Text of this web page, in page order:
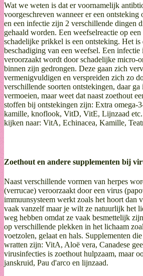
Wat we weten is dat er voornamelijk
voorgeschreven wanneer er een
en een infectie zijn 2 verschillende dingen
gehaald worden. Een weefselreactie op
schadelijke prikkel is een ontsteking. Het is
beschadiging van een weefsel. Een infectie
veroorzaakt wordt door schadelijke micro-
binnen zijn gedrongen. Deze gaan zich
vermenigvuldigen en verspreiden zich zo
verschillende soorten ontstekingen, daar ga
vermoeien, maar weet dat naast zoethout
stoffen bij ontstekingen zijn: Extra omega-
kamille, knoflook, VitD, VitE, Lijnzaad
kijken naar: VitA, Echinacea, Kamille,
Zoethout en andere supplementen bij
Naast verschillende vormen van herpes
(verrucae) veroorzaakt door een virus
immuunsysteem werkt zoals het hoort dan
vaak vanzelf maar je wilt ze natuurlijk het
weg hebben omdat ze vaak besmettelijk
op verschillende plekken in het lichaam
voetzolen, gelaat en hals. Supplementen
wratten zijn: VitA, Aloë vera, Canadese
virusinfecties is zoethout hulpzaam, maar
janskruid, Pau d'arco en lijnzaad.